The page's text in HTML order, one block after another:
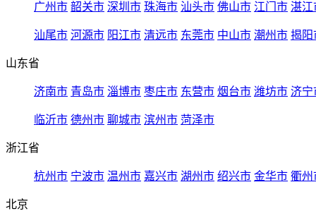
广州市 韶关市 深圳市 珠海市 汕头市 佛山市 江门市 湛江
汕尾市 河源市 阳江市 清远市 东莞市 中山市 潮州市 揭阳
山东省
济南市 青岛市 淄博市 枣庄市 东营市 烟台市 潍坊市 济宁
临沂市 德州市 聊城市 滨州市 菏泽市
浙江省
杭州市 宁波市 温州市 嘉兴市 湖州市 绍兴市 金华市 衢州
北京